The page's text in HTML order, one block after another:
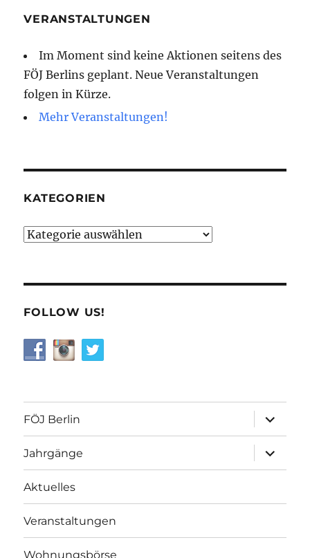
VERANSTALTUNGEN
Im Moment sind keine Aktionen seitens des
FÖJ Berlins geplant. Neue Veranstaltungen
folgen in Kürze.
Mehr Veranstaltungen!
KATEGORIEN
Kategorien
FOLLOW US!
FÖJ Berlin
öffnen
Jahrgänge
öffnen
Aktuelles
Veranstaltungen
Wohnungsbörse